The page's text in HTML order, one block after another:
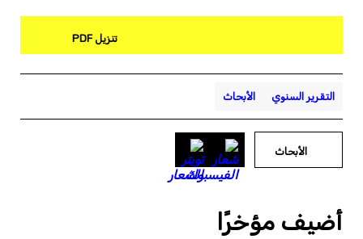
تنزيل PDF
التقرير السنوي الأبحاث
الأبحاث
أضيف مؤخرًا